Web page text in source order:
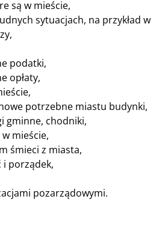
są w mieście,
sytuacjach, na przykład w
podatki,
opłaty,
potrzebne miastu budynki,
gminne, chodniki,
mieście,
śmieci z miasta,
i porządek,
pozarządowymi.